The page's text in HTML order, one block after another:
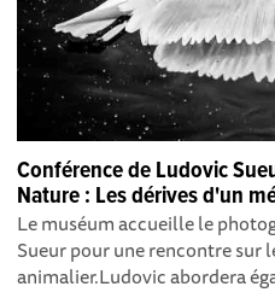
Conférence de Ludovic
Nature : Les dérives d'un
Le muséum accueille le
Sueur pour une rencontre sur
animalier.Ludovic abordera